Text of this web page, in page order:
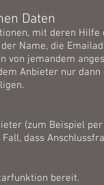
Daten
mit deren
Name, die
von jemandem
Anbieter nur
(zum Beispiel
dass
bereit.